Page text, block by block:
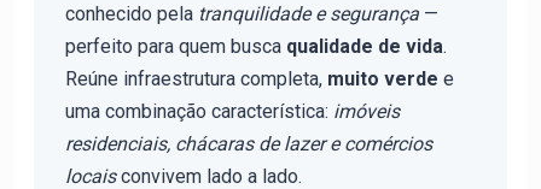
conhecido pela tranquilidade e segurança —
perfeito para quem busca qualidade de vida.
Reúne infraestrutura completa, muito verde e
uma combinação característica: imóveis
residenciais, chácaras de lazer e comércios
locaisconvivem lado a lado.